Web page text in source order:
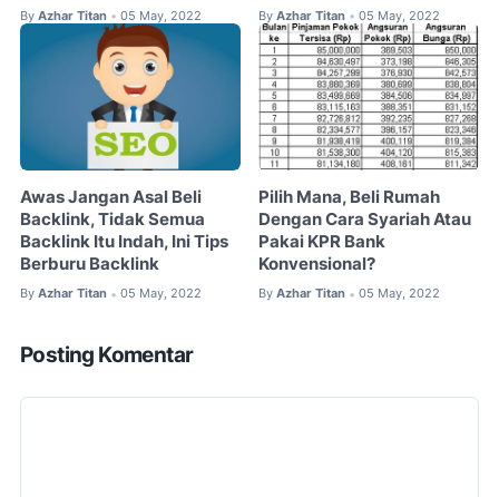
By Azhar Titan • 05 May, 2022 By Azhar Titan • 05 May, 2022
Awas Jangan Asal Beli
Backlink, Tidak Semua
Backlink Itu Indah, Ini Tips
Berburu Backlink
By Azhar Titan • 05 May, 2022
Pilih Mana, Beli Rumah
Dengan Cara Syariah Atau
Pakai KPR Bank
Konvensional?
By Azhar Titan • 05 May, 2022
Posting Komentar